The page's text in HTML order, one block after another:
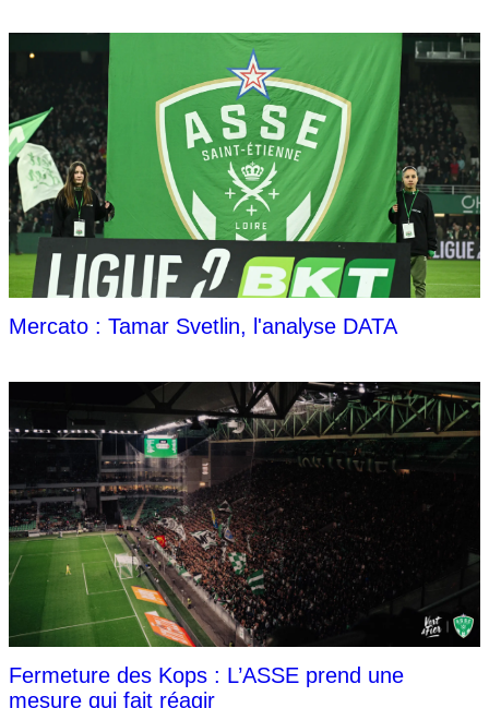
Mercato : Tamar Svetlin, l'analyse DATA
Fermeture des Kops : L’ASSE prend une
mesure qui fait réagir